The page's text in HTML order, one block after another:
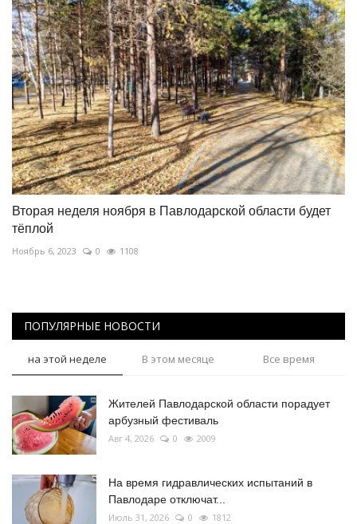
Вторая неделя ноября в Павлодарской области будет
тёплой
Ноябрь 6, 2023 0 1108
ПОПУЛЯРНЫЕ НОВОСТИ
на этой неделе В этом месяце Все время
Жителей Павлодарской области порадует
арбузный фестиваль
Авг 4, 2026 0 2009
На время гидравлических испытаний в
Павлодаре отключат...
Июль 31, 2026 0 1812